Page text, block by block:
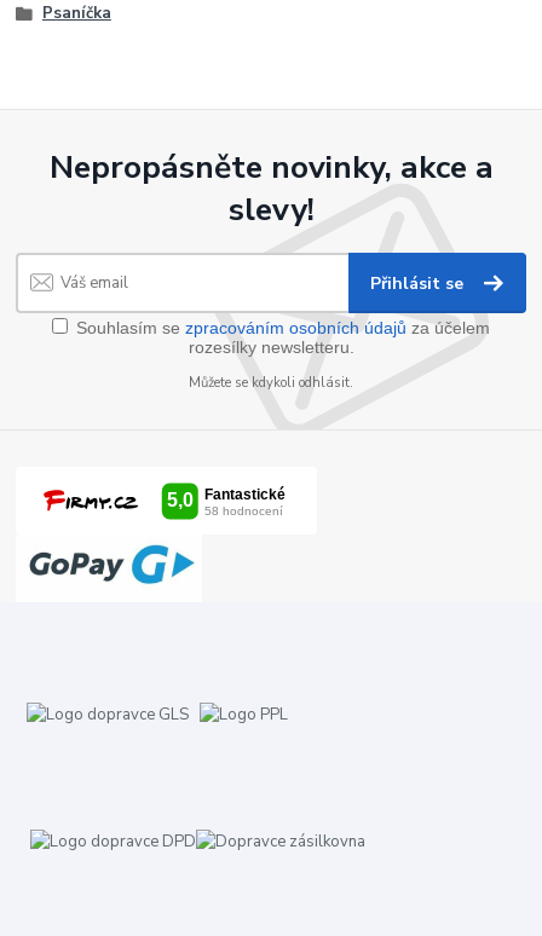
Psaníčka
Nepropásněte novinky, akce a
slevy!
Přihlásit se
Souhlasím se zpracováním osobních údajů za účelem
rozesílky newsletteru.
Můžete se kdykoli odhlásit.